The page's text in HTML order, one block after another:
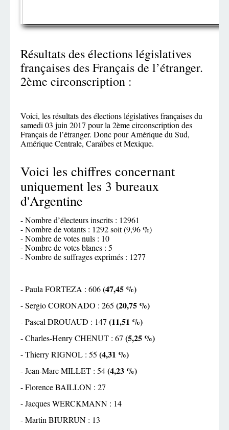
Résultats des élections législatives
françaises des Français de l’étranger.
2ème circonscription :
Voici, les résultats des élections législatives françaises du
samedi 03 juin 2017 pour la 2ème circonscription des
Français de l’étranger. Donc pour Amérique du Sud,
Amérique Centrale, Caraïbes et Mexique.
Voici les chiffres concernant
uniquement les 3 bureaux
d'Argentine
- Nombre d’électeurs inscrits : 12961
- Nombre de votants : 1292 soit (9,96 %)
- Nombre de votes nuls : 10
- Nombre de votes blancs : 5
- Nombre de suffrages exprimés : 1277
- Paula FORTEZA : 606(47,45 %)
- Sergio CORONADO : 265 (20,75 %)
- Pascal DROUAUD : 147 (11,51 %)
- Charles-Henry CHENUT : 67 (5,25 %)
- Thierry RIGNOL : 55 (4,31 %)
- Jean-Marc MILLET : 54(4,23 %)
- Florence BAILLON : 27
- Jacques WERCKMANN : 14
- Martin BIURRUN : 13